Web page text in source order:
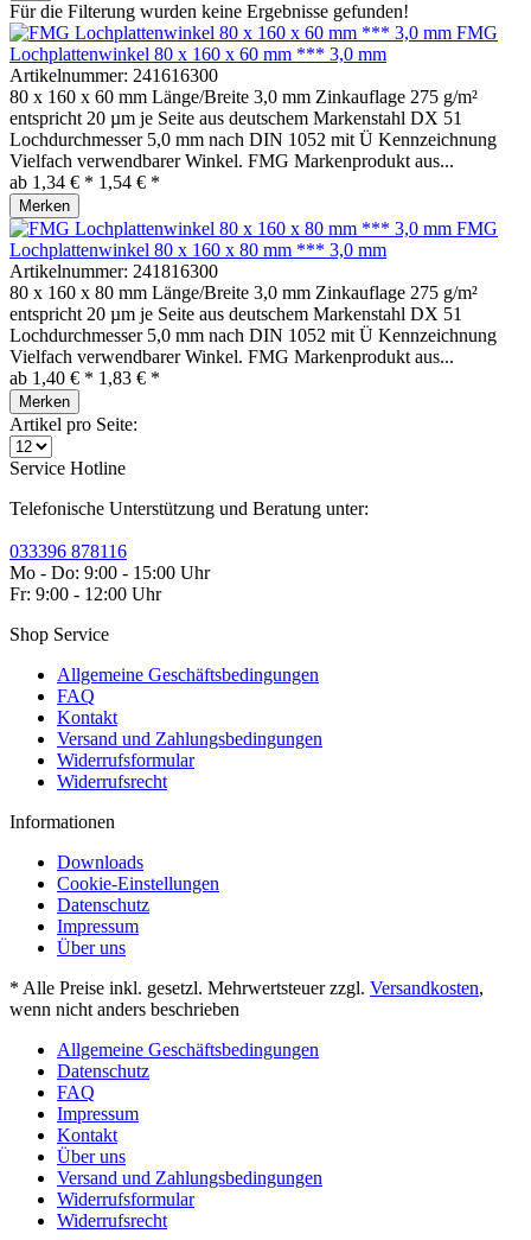
Für die Filterung wurden keine Ergebnisse gefunden!
FMG
Lochplattenwinkel 80 x 160 x 60 mm *** 3,0 mm
Artikelnummer: 241616300
80 x 160 x 60 mm Länge/Breite 3,0 mm Zinkauflage 275 g/m²
entspricht 20 µm je Seite aus deutschem Markenstahl DX 51
Lochdurchmesser 5,0 mm nach DIN 1052 mit Ü Kennzeichnung
Vielfach verwendbarer Winkel. FMG Markenprodukt aus...
ab 1,34 € * 1,54 € *
Merken
FMG
Lochplattenwinkel 80 x 160 x 80 mm *** 3,0 mm
Artikelnummer: 241816300
80 x 160 x 80 mm Länge/Breite 3,0 mm Zinkauflage 275 g/m²
entspricht 20 µm je Seite aus deutschem Markenstahl DX 51
Lochdurchmesser 5,0 mm nach DIN 1052 mit Ü Kennzeichnung
Vielfach verwendbarer Winkel. FMG Markenprodukt aus...
ab 1,40 € * 1,83 € *
Merken
Artikel pro Seite:
Service Hotline
Telefonische Unterstützung und Beratung unter:
033396 878116
Mo - Do: 9:00 - 15:00 Uhr
Fr: 9:00 - 12:00 Uhr
Shop Service
Allgemeine Geschäftsbedingungen
FAQ
Kontakt
Versand und Zahlungsbedingungen
Widerrufsformular
Widerrufsrecht
Informationen
Downloads
Cookie-Einstellungen
Datenschutz
Impressum
Über uns
* Alle Preise inkl. gesetzl. Mehrwertsteuer zzgl. Versandkosten,
wenn nicht anders beschrieben
Allgemeine Geschäftsbedingungen
Datenschutz
FAQ
Impressum
Kontakt
Über uns
Versand und Zahlungsbedingungen
Widerrufsformular
Widerrufsrecht